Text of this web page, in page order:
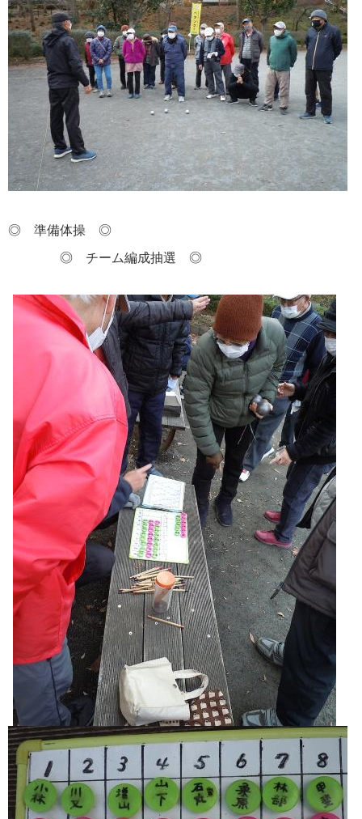
◎ 準備体操 ◎
◎ チーム編成抽選 ◎